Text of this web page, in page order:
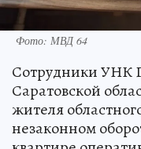
Фото: МВД 64
Сотрудники УНК
Саратовской
жителя
незаконном